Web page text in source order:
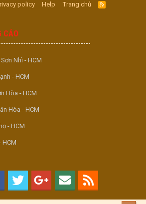
policy Help Trang chủ
R
S
CÁO
Nhì - HCM
- HCM
Hòa - HCM
Hòa - HCM
- HCM
HCM